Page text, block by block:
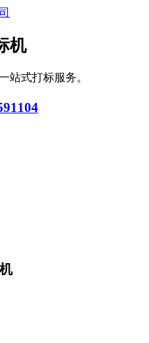
机
站式打标服务。